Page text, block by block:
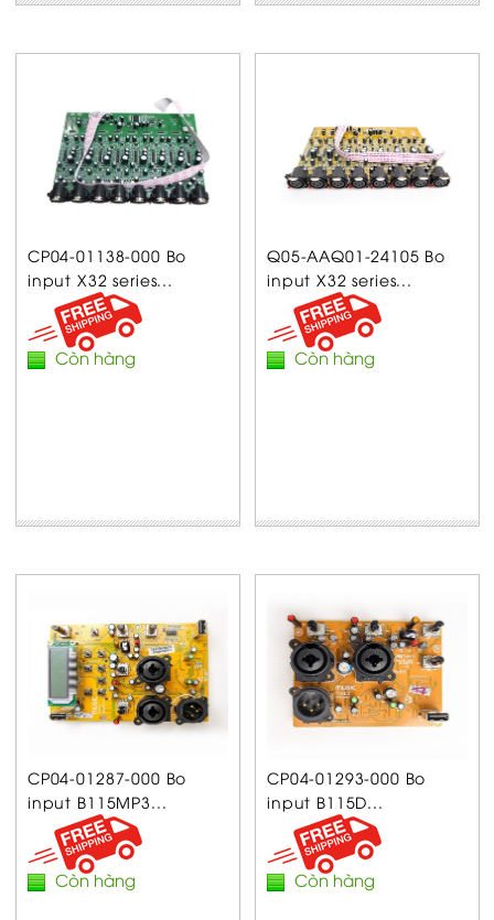
CP04-01138-000 Bo
input X32 series...
Còn hàng
Q05-AAQ01-24105 Bo
input X32 series...
Còn hàng
CP04-01287-000 Bo
input B115MP3...
Còn hàng
CP04-01293-000 Bo
input B115D...
Còn hàng